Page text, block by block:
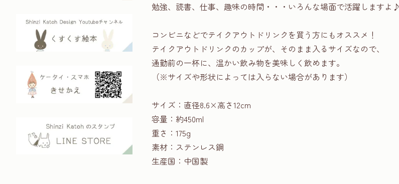
勉強、読書、仕事、趣味の時間・・・いろんな場面で活躍しますよ♪
コンビニなどでテイクアウトドリンクを買う方にもオススメ！
テイクアウトドリンクのカップが、そのまま入るサイズなので、
通勤前の一杯に、温かい飲み物を美味しく飲めます。
（※サイズや形状によっては入らない場合があります）
サイズ：直径8.6×高さ12cm
容量：約450ml
重さ：175g
素材：ステンレス鋼
生産国：中国製